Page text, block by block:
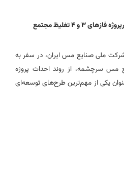
بازدید مدیرعامل شرکت ملی مس از اَبَرپروژه فازهای ۳ و ۴ تغلیظ مجتمع
ملی صنایع مس ایران، در سفر به
مس سرچشمه، از روند احداث پروژه
به‌عنوان یکی از مهم‌ترین طرح‌های توسعه‌ای